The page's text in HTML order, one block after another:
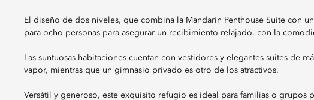
El diseño de dos niveles, que combina la Mandarin Penthouse Suite con
para ocho personas para asegurar un recibimiento relajado, con la
Las suntuosas habitaciones cuentan con vestidores y elegantes suites de
vapor, mientras que un gimnasio privado es otro de los atractivos.
Versátil y generoso, este exquisito refugio es ideal para familias o grupos